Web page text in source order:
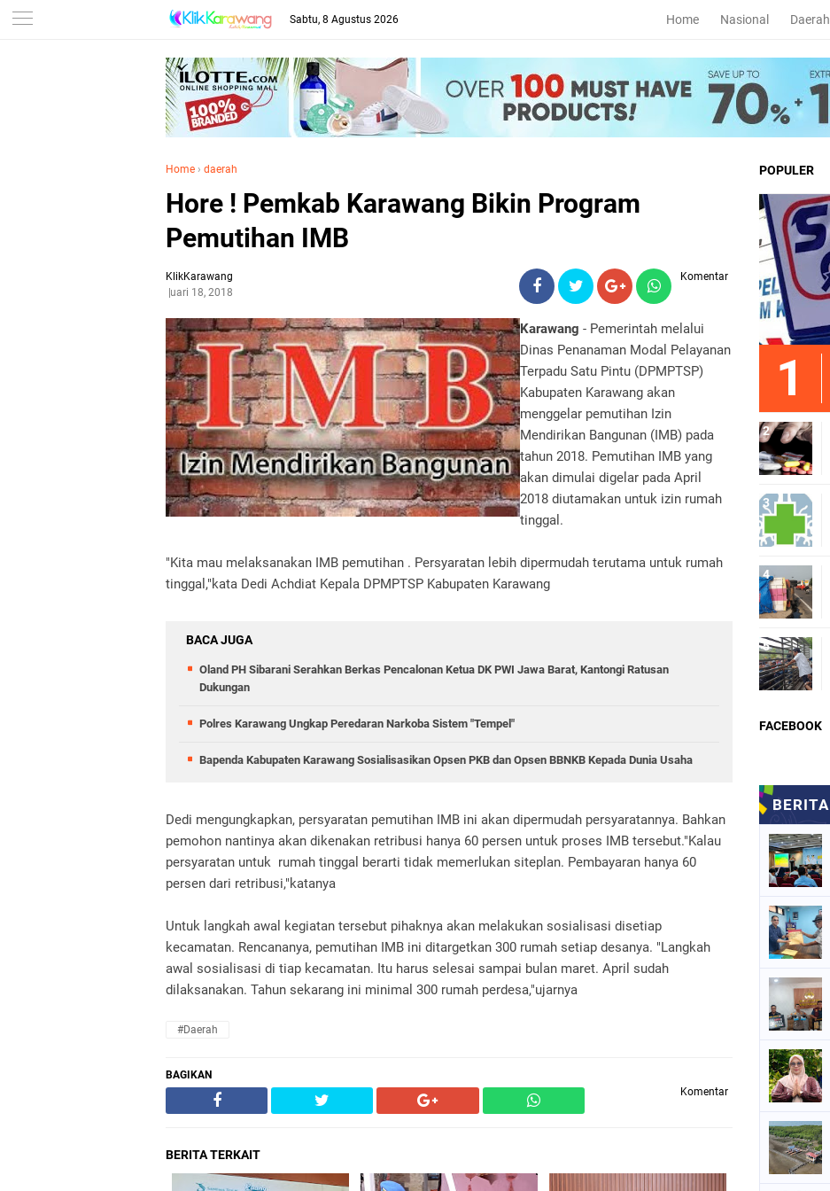
Sabtu, 8 Agustus 2026 Home Nasional Daerah
Home › daerah
Hore ! Pemkab Karawang Bikin Program
Pemutihan IMB
KlikKarawang
Januari 18, 2018
Komentar
Karawang - Pemerintah melalui
Dinas Penanaman Modal Pelayanan
Terpadu Satu Pintu (DPMPTSP)
Kabupaten Karawang akan
menggelar pemutihan Izin
Mendirikan Bangunan (IMB) pada
tahun 2018. Pemutihan IMB yang
akan dimulai digelar pada April
2018 diutamakan untuk izin rumah
tinggal.
"Kita mau melaksanakan IMB pemutihan . Persyaratan lebih dipermudah terutama untuk rumah
tinggal,"kata Dedi Achdiat Kepala DPMPTSP Kabupaten Karawang
BACA JUGA
Oland PH Sibarani Serahkan Berkas Pencalonan Ketua DK PWI Jawa Barat, Kantongi Ratusan
Dukungan
Polres Karawang Ungkap Peredaran Narkoba Sistem "Tempel"
Bapenda Kabupaten Karawang Sosialisasikan Opsen PKB dan Opsen BBNKB Kepada Dunia Usaha
Dedi mengungkapkan, persyaratan pemutihan IMB ini akan dipermudah persyaratannya. Bahkan
pemohon nantinya akan dikenakan retribusi hanya 60 persen untuk proses IMB tersebut."Kalau
persyaratan untuk rumah tinggal berarti tidak memerlukan siteplan. Pembayaran hanya 60
persen dari retribusi,"katanya
Untuk langkah awal kegiatan tersebut pihaknya akan melakukan sosialisasi disetiap
kecamatan. Rencananya, pemutihan IMB ini ditargetkan 300 rumah setiap desanya. "Langkah
awal sosialisasi di tiap kecamatan. Itu harus selesai sampai bulan maret. April sudah
dilaksanakan. Tahun sekarang ini minimal 300 rumah perdesa,"ujarnya
#daerah
BAGIKAN
Komentar
BERITA TERKAIT
POPULER
FACEBOOK